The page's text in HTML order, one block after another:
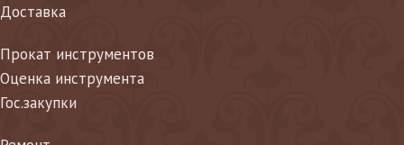
Доставка
Прокат инструментов
Оценка инструмента
Гос.закупки